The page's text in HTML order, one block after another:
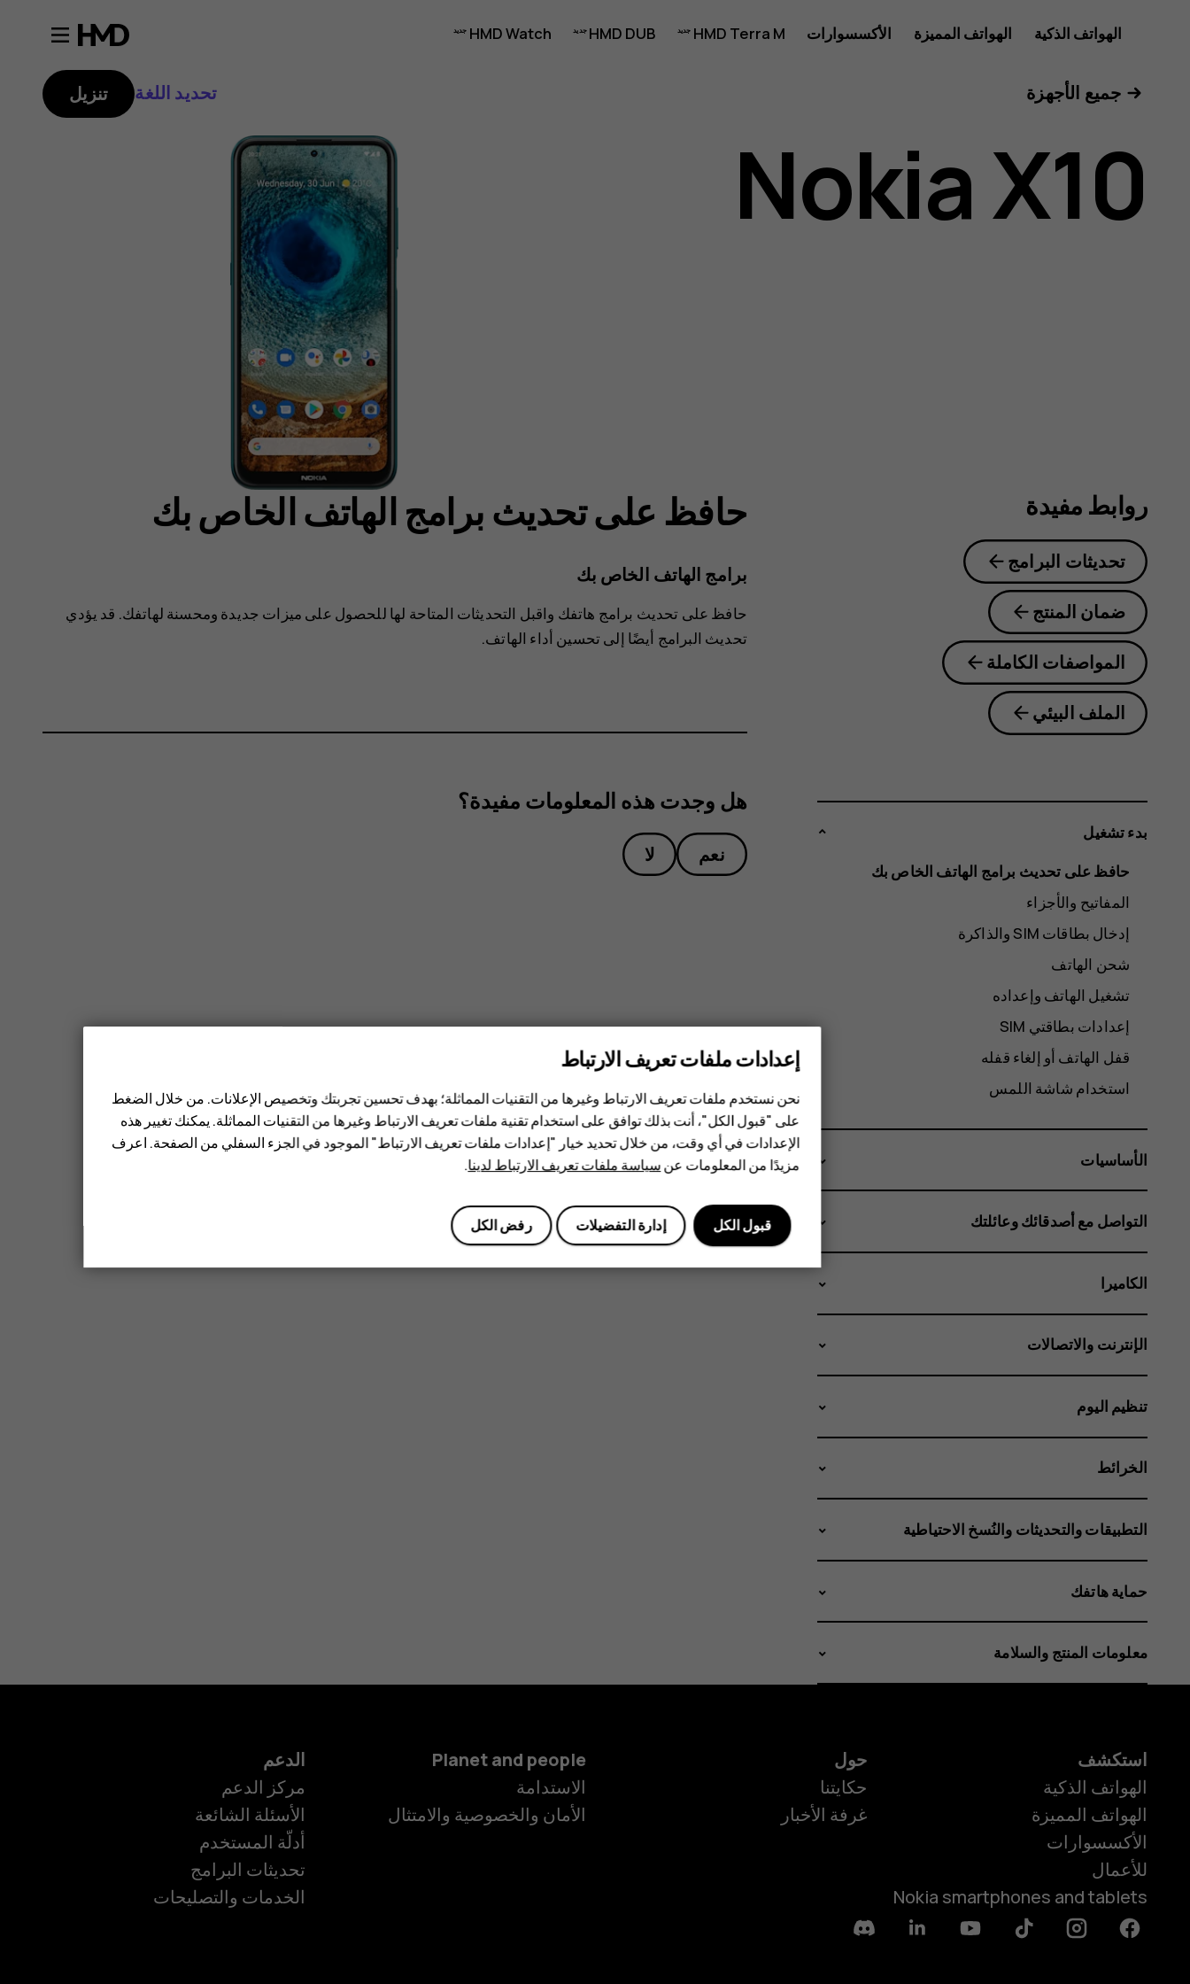
دليل
مستخدم
Nokia
الهواتف الذكية الهواتف المميزة الأكسسوارات HMD Terra M
HMD DUB
HMD Watch
الهواتف الذكية
جميع الأجهزة تحديد اللغة تنزيل
Nokia X10
حافظ على تحديث برامج الهاتف الخاص بك
برامج الهاتف الخاص بك
حافظ على تحديث برامج هاتفك واقبل التحديثات المتاحة لها للحصول على ميزات جديدة ومحسنة لهاتفك. قد يؤدي
تحديث البرامج أيضًا إلى تحسين أداء الهاتف.
هل وجدت هذه المعلومات مفيدة؟
نعم لا
روابط مفيدة
تحديثات البرامج
ضمان المنتج
المواصفات الكاملة
الملف البيئي
بدء تشغيل
حافظ على تحديث برامج الهاتف الخاص بك
المفاتيح والأجزاء
شحن الهاتف
تشغيل الهاتف وإعداده
إعدادات بطاقتي SIM
قفل الهاتف أو إلغاء قفله
استخدام شاشة اللمس
الأساسيات
التواصل مع أصدقائك وعائلتك
الكاميرا
الإنترنت والاتصالات
تنظيم اليوم
الخرائط
التطبيقات والتحديثات والنُسخ الاحتياطية
حماية هاتفك
معلومات المنتج والسلامة
استكشف
الهواتف الذكية
الهواتف المميزة
الأكسسوارات
للأعمال
Nokia smartphones and tablets
حول
حكايتنا
غرفة الأخبار
Planet and people
الاستدامة
الأمان والخصوصية والامتثال
الدعم
مركز الدعم
الأسئلة الشائعة
أدلّة المستخدم
تحديثات البرامج
الخدمات والتصليحات
Facebook
Instagram
Tiktok
Youtube
Linkedin
Discord
إعدادات ملفات تعريف الارتباط
نحن نستخدم ملفات تعريف الارتباط وغيرها من التقنيات المماثلة؛ بهدف تحسين تجربتك وتخصيص الإعلانات. من خلال الضغط
على "قبول الكل"، أنت بذلك توافق على استخدام تقنية ملفات تعريف الارتباط وغيرها من التقنيات المماثلة. يمكنك تغيير هذه
الإعدادات في أي وقت، من خلال تحديد خيار "إعدادات ملفات تعريف الارتباط" الموجود في الجزء السفلي من الصفحة. اعرف
مزيدًا من المعلومات عنسياسة ملفات تعريف الارتباط لدينا.
رفض الكل إدارة التفضيلات قبول الكل